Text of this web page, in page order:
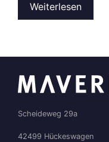
Weiterlesen
Scheideweg 29a
42499 Hückeswagen